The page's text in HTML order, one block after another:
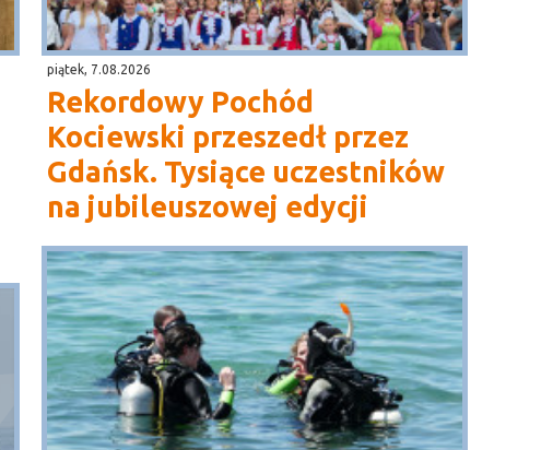
piątek, 7.08.2026
Rekordowy Pochód
Kociewski przeszedł przez
Gdańsk. Tysiące uczestników
na jubileuszowej edycji